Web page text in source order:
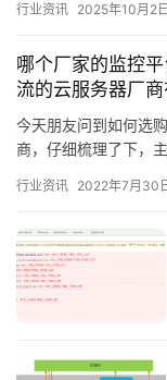
行业资讯 2025年10月2日
哪个厂家的监控
流的云服务器厂
今天朋友问到如何选
商，仔细梳理了下，
行业资讯 2022年7月30